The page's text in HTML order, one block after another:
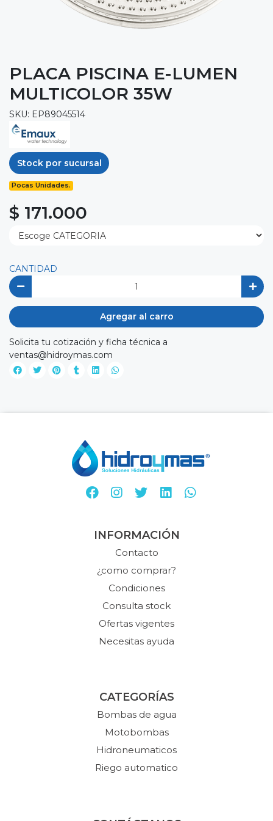
PLACA PISCINA E-LUMEN
MULTICOLOR 35W
SKU: EP89045514
Stock por sucursal
Pocas Unidades.
$ 171.000
CANTIDAD
Agregar al carro
Solicita tu cotización y ficha técnica a
ventas@hidroymas.com
INFORMACIÓN
Contacto
¿como comprar?
Condiciones
Consulta stock
Ofertas vigentes
Necesitas ayuda
CATEGORÍAS
Bombas de agua
Motobombas
Hidroneumaticos
Riego automatico